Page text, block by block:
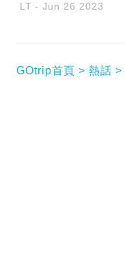
LT Jun 26 2023
GOtrip首頁 熱話